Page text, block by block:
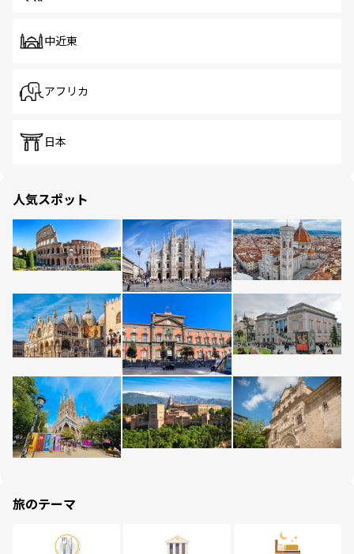
中近東
アフリカ
日本
人気スポット
旅のテーマ